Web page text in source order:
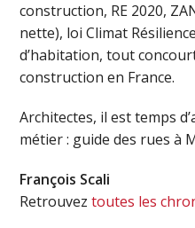
construction, RE 2020,
nette), loi Climat
d’habitation, tout
construction en France.
Architectes, il est temps
métier : guide des rues à
François Scali
Retrouveztoutes les